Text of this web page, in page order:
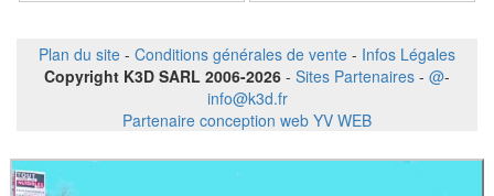
Plan du site - Conditions générales de vente - Infos Légales
Copyright K3D SARL 2006-2026 - Sites Partenaires - @-
info@k3d.fr
Partenaire conception web YV WEB